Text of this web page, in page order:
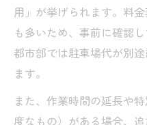
用」が挙げられます。料
も多いため、事前に確認
都市部では駐車場代が別
ます。
また、作業時間の延長や
度なもの）がある場合、